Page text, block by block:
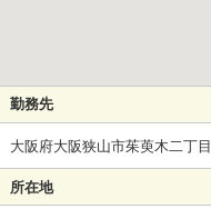
勤務先
大阪府大阪狭山市茱萸木二丁目
所在地